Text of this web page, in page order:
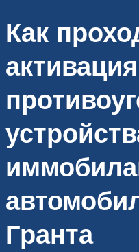
Как
активация
Гранта